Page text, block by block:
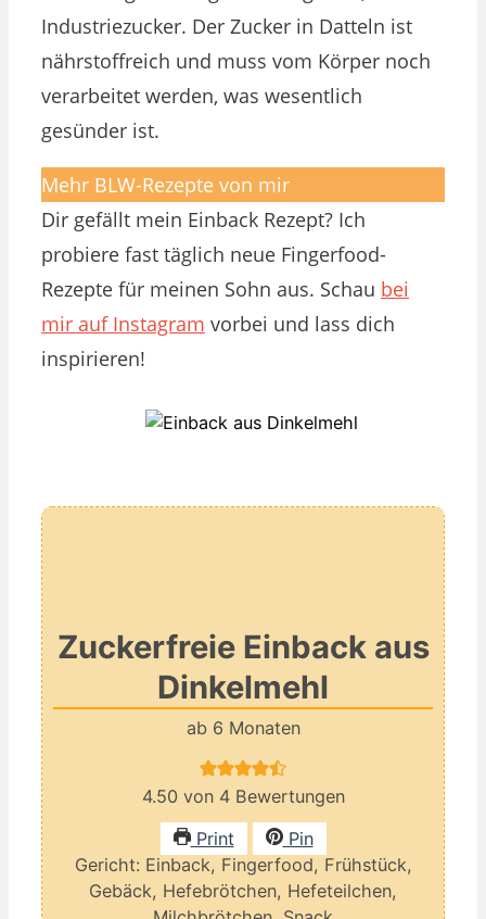
Industriezucker. Der Zucker in Datteln ist
nährstoffreich und muss vom Körper noch
verarbeitet werden, was wesentlich
gesünder ist.
Mehr BLW-Rezepte von mir
Dir gefällt mein Einback Rezept? Ich
probiere fast täglich neue Fingerfood-
Rezepte für meinen Sohn aus. Schau bei
mir auf Instagram vorbei und lass dich
inspirieren!
Zuckerfreie Einback aus
Dinkelmehl
ab 6 Monaten
4.50 von 4Bewertungen
Print
Pin
Gericht: Einback, Fingerfood, Frühstück,
Gebäck, Hefebrötchen, Hefeteilchen,